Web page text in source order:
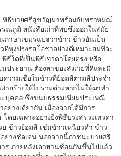
บายศรีสู่ขวัญมาพร้อมกับพราหมณ์
ณภูมิ หนังสือเก่าที่พบซึ่งออกในสมัย
ภาษาเขมรแปลว่าข้าว ข้าวอันเป็น
หุงปรุงรสโอชาอย่างดีเหมาะสมที่จะ
พิธีใดที่เป็นพิธีเทวดาโดยตรง หรือ
ประธาน ต้องหาของสังเวยที่ดีและมี
วามเชื่อในข้าวที่ย้อมสีตามสีประจำ
ายร้ายให้ไปรวมต่างหากไม่ให้มาทำ
บุคคล ซึ่งขนบธรรมเนียมประเพณี
ย่างเดียวกัน เนื่องจากได้มีการ
ดยเฉพาะอย่างยิ่งพิธีบวงสรวงเทวดา
ข้าวย้อมสี เช่นข้าวเหนียวดำ ข้าว
ย่างชัดเจน นอกจากนี้ภาชนะบายศรี
ร ภายหลังเอาพานซ้อนกันขึ้นไปแล้ว